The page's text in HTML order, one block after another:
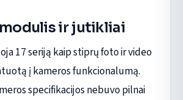
ir jutikliai
17 seriją kaip stiprų foto ir video
į kameros funkcionalumą.
specifikacijos nebuvo pilnai